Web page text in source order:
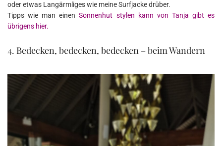
oder etwas Langärmliges wie meine Surfjacke drüber.
Tipps wie man einenSonnenhut stylen kann von Tanja gibt es
übrigens hier.
4. Bedecken, bedecken, bedecken – beim Wandern